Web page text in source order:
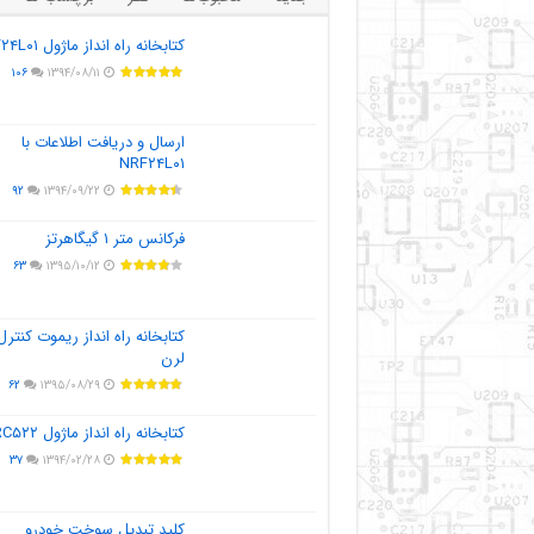
کتابخانه راه انداز ماژول NRF۲۴L۰۱
۱۳۹۴/۰۸/۱۱ ۱۰۶
ارسال و دریافت اطلاعات با
NRF۲۴L۰۱
۱۳۹۴/۰۹/۲۲ ۹۲
فرکانس متر ۱ گیگاهرتز
۱۳۹۵/۱۰/۱۲ ۶۳
کتابخانه راه انداز ریموت
لرن
۱۳۹۵/۰۸/۲۹ ۶۲
کتابخانه راه انداز ماژول MFRC۵۲۲
۱۳۹۴/۰۲/۲۸ ۳۷